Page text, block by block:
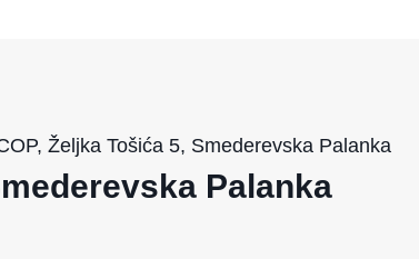
Željka Tošića 5, Smederevska Palanka
Palanka